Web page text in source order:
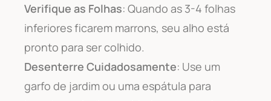
Verifique as Folhas: Quando as 3-4 folhas
inferiores ficarem marrons, seu alho está
pronto para ser colhido.
Desenterre Cuidadosamente: Use um
garfo de jardim ou uma espátula para